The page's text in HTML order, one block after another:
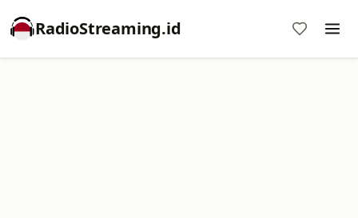
RadioStreaming.id